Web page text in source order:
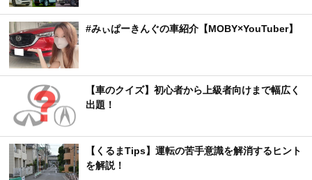
#みぃぱーきんぐの車紹介【MOBY×YouTuber】
【車のクイズ】初心者から上級者向けまで幅広く
出題！
【くるまTips】運転の苦手意識を解消するヒント
を解説！